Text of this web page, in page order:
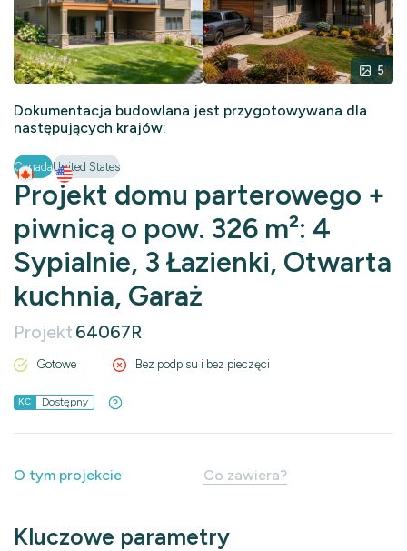
5
Dokumentacja budowlana jest przygotowywana dla
następujących krajów:
CanadaUnited States
Projekt domu parterowego +
piwnicą o pow. 326 m²: 4
Sypialnie, 3 Łazienki, Otwarta
kuchnia, Garaż
Projekt 64067R
Gotowe Bez podpisu i bez pieczęci
KC Dostępny
O tym projekcie Co zawiera?
Kluczowe parametry